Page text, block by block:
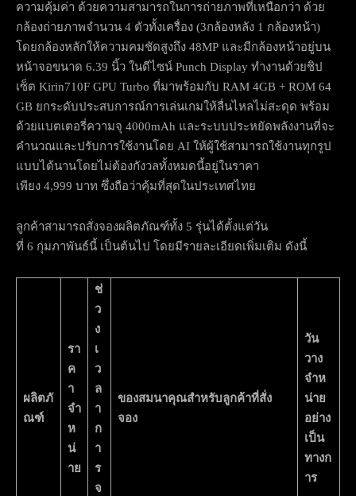
ความคุ้มค่า ด้วยความสามารถในการถ่ายภาพที่เหนือกว่า ด้วย
กล้องถ่ายภาพจำนวน 4 ตัวทั้งเครื่อง (3กล้องหลัง 1 กล้องหน้า)
โดยกล้องหลักให้ความคมชัดสูงถึง 48MP และมีกล้องหน้าอยู่บน
หน้าจอขนาด 6.39 นิ้ว ในดีไซน์ Punch Display ทำงานด้วยชิป
เซ็ต Kirin710F GPU Turbo ที่มาพร้อมกับ RAM 4GB + ROM 64
GB ยกระดับประสบการณ์การเล่นเกมให้ลื่นไหลไม่สะดุด พร้อม
ด้วยแบตเตอรี่ความจุ 4000mAh และระบบประหยัดพลังงานที่จะ
คำนวณและปรับการใช้งานโดย AI ให้ผู้ใช้สามารถใช้งานทุกรูป
แบบได้นานโดยไม่ต้องกังวลทั้งหมดนี้อยู่ในราคา
เพียง 4,999 บาท ซึ่งถือว่าคุ้มที่สุดในประเทศไทย
ลูกค้าสามารถสั่งจองผลิตภัณฑ์ทั้ง 5 รุ่นได้ตั้งแต่วัน
ที่ 6 กุมภาพันธ์นี้ เป็นต้นไป โดยมีรายละเอียดเพิ่มเติม ดังนี้
ผลิตภั
ณฑ์
รา
ค
า
จำ
ห
น่
าย
ช่
ว
ง
เ
ว
ล
า
ก
า
ร
จ
ของสมนาคุณสำหรับลูกค้าที่สั่ง
จอง
วัน
วาง
จำห
น่าย
อย่าง
เป็น
ทางก
าร